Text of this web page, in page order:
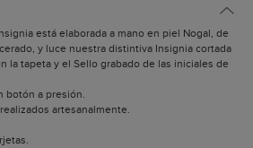
está elaborada a mano en piel Nogal, de
y luce nuestra distintiva Insignia cortada
la tapeta y el Sello grabado de las iniciales de
botón a presión.
artesanalmente.